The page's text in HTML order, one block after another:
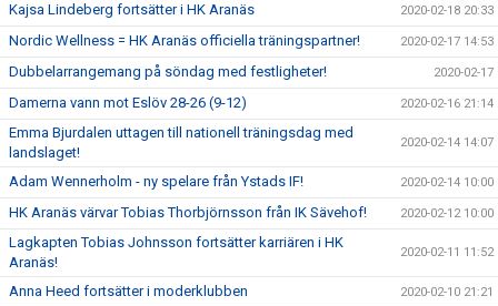
Kajsa Lindeberg fortsätter i HK Aranäs 2020-02-18 20:33
Nordic Wellness = HK Aranäs officiella träningspartner! 2020-02-17 14:53
Dubbelarrangemang på söndag med festligheter! 2020-02-17
Damerna vann mot Eslöv 28-26 (9-12) 2020-02-16 21:14
Emma Bjurdalen uttagen till nationell träningsdag med
landslaget!
2020-02-14 14:07
Adam Wennerholm - ny spelare från Ystads IF! 2020-02-14 10:00
HK Aranäs värvar Tobias Thorbjörnsson från IK Sävehof! 2020-02-12 10:00
Lagkapten Tobias Johnsson fortsätter karriären i HK
Aranäs!
2020-02-11 11:52
Anna Heed fortsätter i moderklubben 2020-02-10 21:21